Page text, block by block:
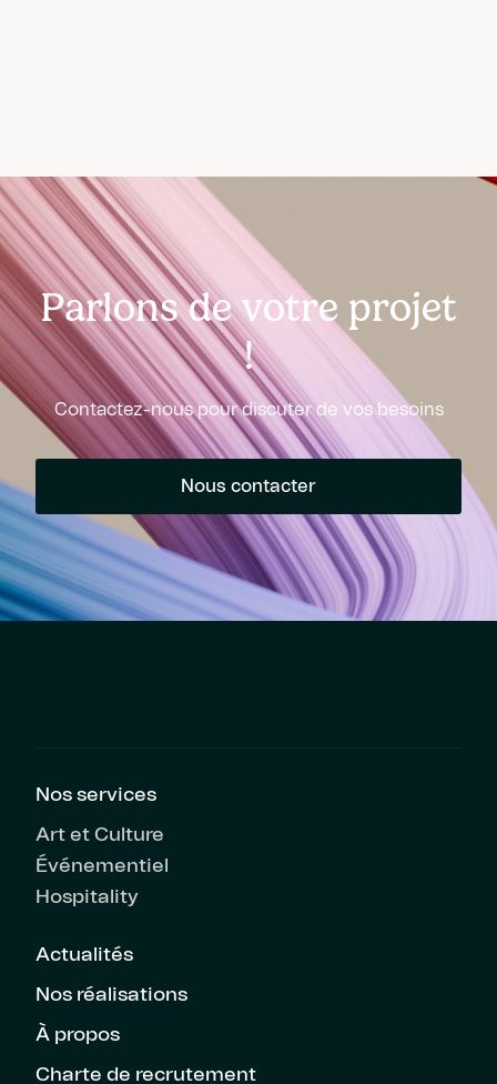
Parlons de votre projet
!
Contactez-nous pour discuter de vos besoins
Nous contacter
Nos services
Art et Culture
Événementiel
Hospitality
Actualités
Nos réalisations
À propos
Charte de recrutement